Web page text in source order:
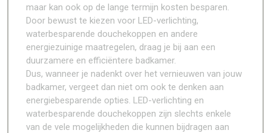
maar kan ook op de lange termijn kosten besparen.
Door bewust te kiezen voor LED-verlichting,
waterbesparende douchekoppen en andere
energiezuinige maatregelen, draag je bij aan een
duurzamere en efficiëntere badkamer.
Dus, wanneer je nadenkt over het vernieuwen van jouw
badkamer, vergeet dan niet om ook te denken aan
energiebesparende opties. LED-verlichting en
waterbesparende douchekoppen zijn slechts enkele
van de vele mogelijkheden die kunnen bijdragen aan